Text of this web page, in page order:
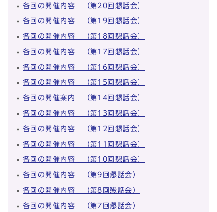
各回の開催内容 （第20回懇話会）
各回の開催内容 （第19回懇話会）
各回の開催内容 （第18回懇話会）
各回の開催内容 （第17回懇話会）
各回の開催内容 （第16回懇話会）
各回の開催内容 （第15回懇話会）
各回の開催案内 （第14回懇話会）
各回の開催内容 （第13回懇話会）
各回の開催内容 （第12回懇話会）
各回の開催内容 （第11回懇話会）
各回の開催内容 （第10回懇話会）
各回の開催内容 （第9回懇話会）
各回の開催内容 （第8回懇話会）
各回の開催内容 （第7回懇話会）